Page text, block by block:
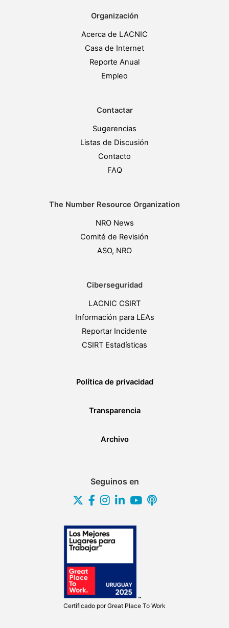
Organización
Acerca de LACNIC
Casa de Internet
Reporte Anual
Empleo
Contactar
Sugerencias
Listas de Discusión
Contacto
FAQ
The Number Resource Organization
NRO News
Comité de Revisión
ASO, NRO
Ciberseguridad
LACNIC CSIRT
Información para LEAs
Reportar Incidente
CSIRT Estadísticas
Política de privacidad
Transparencia
Archivo
Seguinos en
Certificado porGreat Place To Work